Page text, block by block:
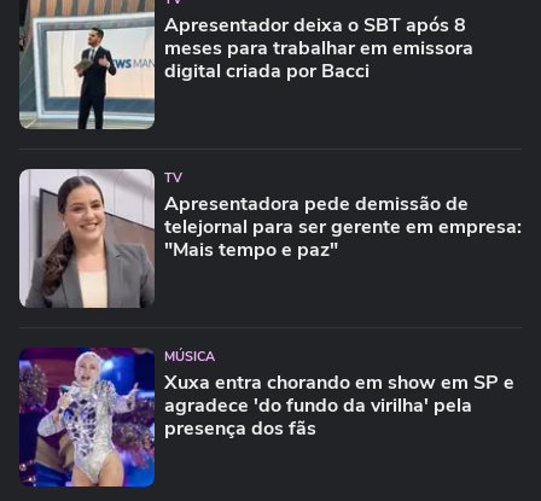
Apresentador deixa o SBT após 8
meses para trabalhar em emissora
digital criada por Bacci
TV
Apresentadora pede demissão de
telejornal para ser gerente em empresa:
"Mais tempo e paz"
MÚSICA
Xuxa entra chorando em show em SP e
agradece 'do fundo da virilha' pela
presença dos fãs